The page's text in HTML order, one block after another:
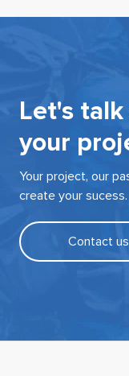
Let's
your
Your project, our
create your sucess.
Contact us